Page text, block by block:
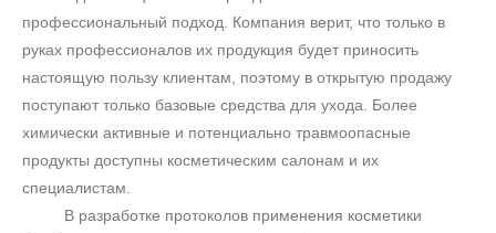
профессиональный подход. Компания верит, что только в
руках профессионалов их продукция будет приносить
настоящую пользу клиентам, поэтому в открытую продажу
поступают только базовые средства для ухода. Более
химически активные и потенциально травмоопасные
продукты доступны косметическим салонам и их
специалистам.
В разработке протоколов применения косметики
+7 (495) 640-58-89
+7 (929) 933-09-89